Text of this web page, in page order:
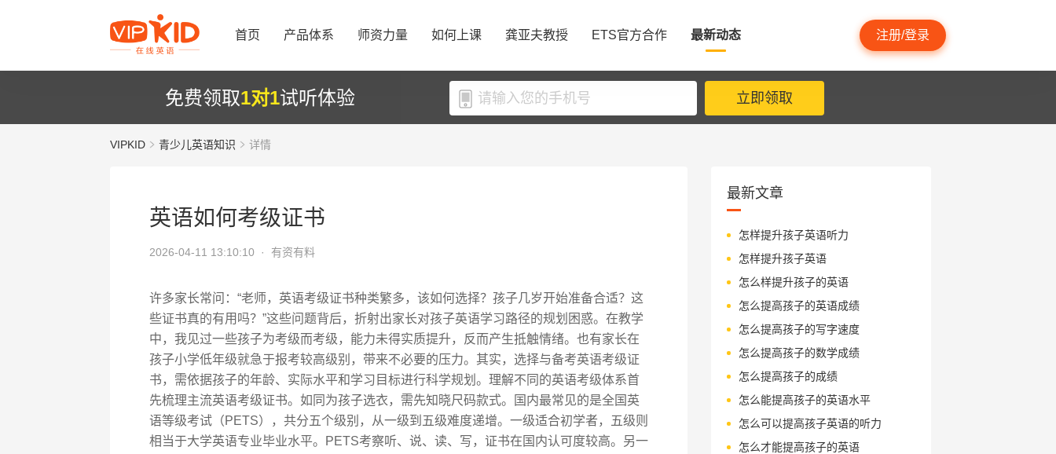
首页 产品体系 师资力量 如何上课 龚亚夫教授 ETS官方合作 最新动态 注册/登录
免费领取1对1试听体验 立即领取
VIPKID 青少儿英语知识 详情
英语如何考级证书
2026-04-11 13:10:10 · 有资有料
许多家长常问：“老师，英语考级证书种类繁多，该如何选择？孩子几岁开始准备合适？这
些证书真的有用吗？”这些问题背后，折射出家长对孩子英语学习路径的规划困惑。在教学
中，我见过一些孩子为考级而考级，能力未得实质提升，反而产生抵触情绪。也有家长在
孩子小学低年级就急于报考较高级别，带来不必要的压力。其实，选择与备考英语考级证
书，需依据孩子的年龄、实际水平和学习目标进行科学规划。理解不同的英语考级体系首
先梳理主流英语考级证书。如同为孩子选衣，需先知晓尺码款式。国内最常见的是全国英
语等级考试（PETS），共分五个级别，从一级到五级难度递增。一级适合初学者，五级则
相当于大学英语专业毕业水平。PETS考察听、说、读、写，证书在国内认可度较高。另一
最新文章
怎样提升孩子英语听力
怎样提升孩子英语
怎么样提升孩子的英语
怎么提高孩子的英语成绩
怎么提高孩子的写字速度
怎么提高孩子的数学成绩
怎么提高孩子的成绩
怎么能提高孩子的英语水平
怎么可以提高孩子英语的听力
怎么才能提高孩子的英语